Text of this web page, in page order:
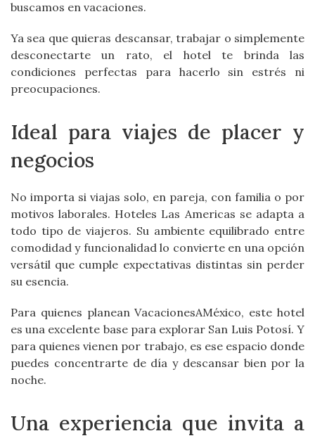
buscamos en vacaciones.
Ya sea que quieras descansar, trabajar o simplemente
desconectarte un rato, el hotel te brinda las
condiciones perfectas para hacerlo sin estrés ni
preocupaciones.
Ideal para viajes de placer y
negocios
No importa si viajas solo, en pareja, con familia o por
motivos laborales. Hoteles Las Americas se adapta a
todo tipo de viajeros. Su ambiente equilibrado entre
comodidad y funcionalidad lo convierte en una opción
versátil que cumple expectativas distintas sin perder
su esencia.
Para quienes planean VacacionesAMéxico, este hotel
es una excelente base para explorar San Luis Potosí. Y
para quienes vienen por trabajo, es ese espacio donde
puedes concentrarte de día y descansar bien por la
noche.
Una experiencia que invita a